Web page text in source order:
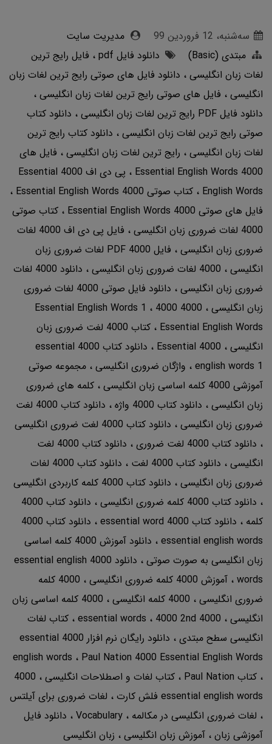
ﺳﻪشنبه، 12 فروردین 99
مدیریت سایت
مبتدی (Basic)
دانلود فایل pdf
فایل رایج ترین
لغات زبان انگلیسی
دانلود فایل های صوتی رایج ترین لغات زبان
انگلیسی
فایل های صوتی رایج ترین لغات زبان انگلیسی
دانلود فایل PDF رایج ترین لغات زبان انگلیسی
دانلود کتاب
صوتی رایج ترین لغات زبان انگلیسی
دانلود کتاب رایج ترین
لغات زبان انگلیسی
رایج ترین لغات زبان انگلیسی
فایل های
4000 Essential English Words
پی دی اف 4000 Essential
English Words
کتاب صوتی 4000 Essential English Words
فایل های صوتی 4000 Essential English Words
کتاب صوتی
4000 لغات ضروری زبان انگلیسی
فایل پی دی اف 4000 لغات
ضروری زبان انگلیسی
فایل PDF 4000 لغات ضروری زبان
انگلیسی
4000 لغات ضروری زبان انگلیسی
دانلود 4000 لغات
ضروری زبان انگلیسی
دانلود فایل صوتی 4000 لغات ضروری
زبان انگلیسی
4000 Essential English Words 1
4000
Essential English Words
کتاب 4000 لغت ضروری زبان
انگلیسی
4000 Essential
دانلود کتاب 4000 essential
english words 1
واژگان ضروری انگلیسی مجموعه صوتی
آموزشی 4000 کلمه اساسی زبان انگلیسی
کلمه های ضروری
زبان انگلیسی
دانلود کتاب 4000 واژه
دانلود کتاب 4000 لغت
ضروری زبان انگلیسی
دانلود کتاب 4000 لغت ضروری انگلیسی
دانلود کتاب 4000 لغت ضروری
دانلود کتاب 4000 لغت
انگلیسی
دانلود کتاب 4000 لغت
دانلود کتاب 4000 لغات
ضروری زبان انگلیسی
دانلود کتاب 4000 کلمه کاربردی انگلیسی
دانلود کتاب 4000 کلمه ضروری انگلیسی
دانلود کتاب 4000
کلمه
دانلود کتاب 4000 essential word
دانلود کتاب 4000
essential english words
دانلود آموزش 4000 کلمه اساسی
زبان انگلیسی به صورت صوتی
دانلود 4000 essential english
words آموزش 4000 کلمه ضروری انگلیسی
4000 کلمه
ضروری انگلیسی
4000 کلمه انگلیسی
4000 کلمه اساسی زبان
انگلیسی
4000 essential words
4000 2nd
کتاب لغات
انگلیسی سطح مبتدی
دانلود رایگان نرم افزار 4000 essential
english words
Paul Nation 4000 Essential English Words
کتاب Paul Nation
کتاب لغات و اصطلاحات انگلیسی
4000
essential english words فلش کارت
لغات ضروری برای آیلتس
لغات ضروری انگلیسی در مکالمه
Vocabulary
دانلود فایل
آموزشی زبان آموزش زبان انگلیسی زبان انگلیسی